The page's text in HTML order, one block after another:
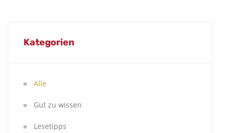
Kategorien
Alle
Gut zu wissen
Lesetipps